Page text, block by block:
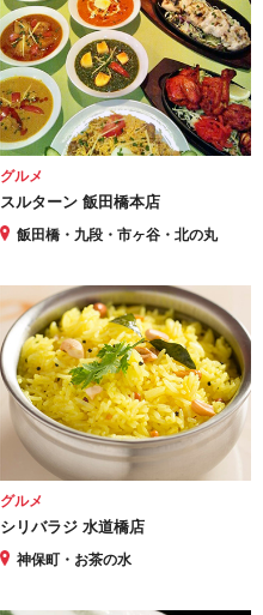
グルメ
スルターン 飯田橋本店
飯田橋・九段・市ヶ谷・北の丸
グルメ
シリバラジ 水道橋店
神保町・お茶の水